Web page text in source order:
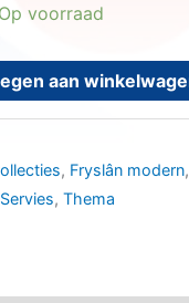
Op voorraad
aan
, Fryslân modern,
Servies, Thema